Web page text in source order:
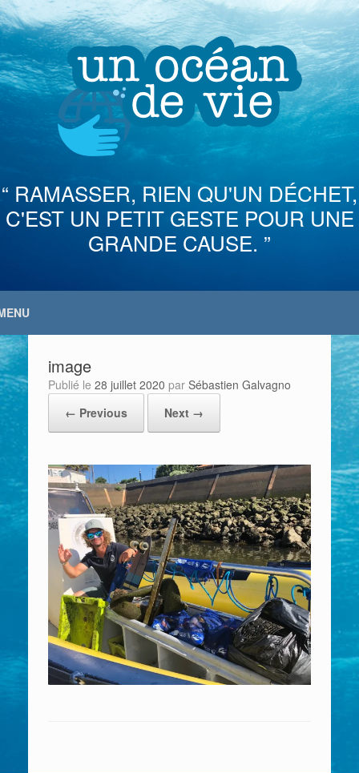
Skip
to
content
“ RAMASSER, RIEN QU'UN DÉCHET,
C'EST UN PETIT GESTE POUR UNE
GRANDE CAUSE. ”
image
Publié le 28 juillet 2020 par Sébastien Galvagno
← Previous
Next →